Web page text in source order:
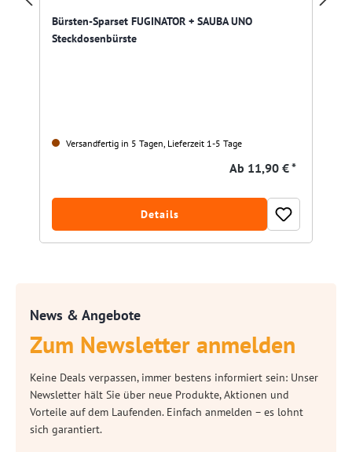
Bürsten-Sparset FUGINATOR + SAUBA UNO
Steckdosenbürste
Versandfertig in 5 Tagen, Lieferzeit 1-5 Tage
Ab 11,90 € *
Details
News & Angebote
Zum Newsletter anmelden
Keine Deals verpassen, immer bestens informiert sein: Unser
Newsletter hält Sie über neue Produkte, Aktionen und
Vorteile auf dem Laufenden. Einfach anmelden – es lohnt
sich garantiert.